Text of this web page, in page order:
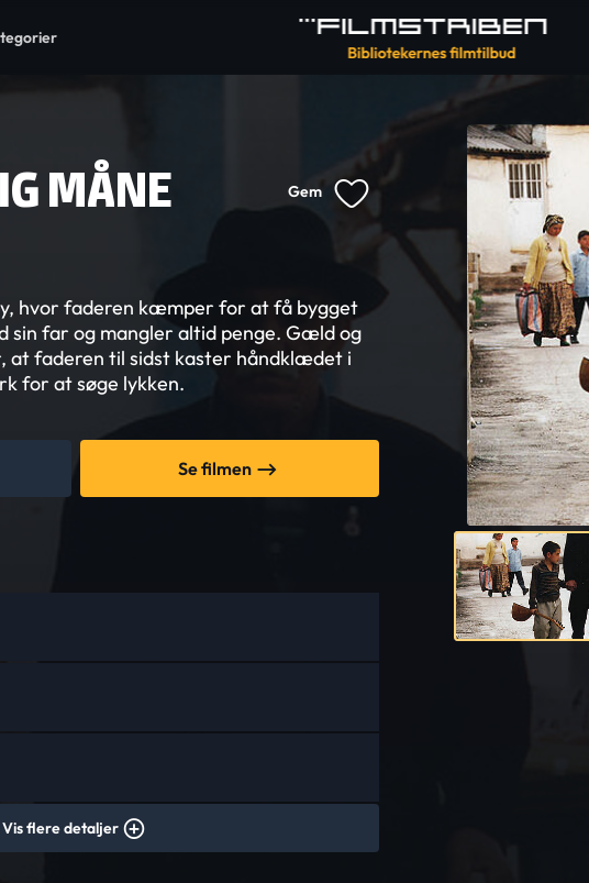
MÅNE Gem
hvor faderen kæmper for at få bygget
sin far og mangler altid penge. Gæld og
faderen til sidst kaster håndklædet i
for at søge lykken.
Se filmen
Vis flere detaljer